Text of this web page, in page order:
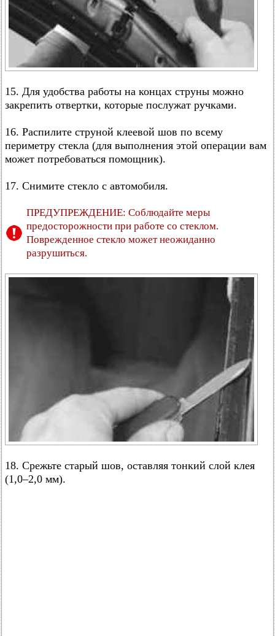
15. Для удобства работы на концах струны можно
закрепить отвертки, которые послужат ручками.
16. Распилите струной клеевой шов по всему
периметру стекла (для выполнения этой операции вам
может потребоваться помощник).
17. Снимите стекло с автомобиля.
ПРЕДУПРЕЖДЕНИЕ: Соблюдайте меры
предосторожности при работе со стеклом.
Поврежденное стекло может неожиданно
разрушиться.
18. Срежьте старый шов, оставляя тонкий слой клея
(1,0–2,0 мм).